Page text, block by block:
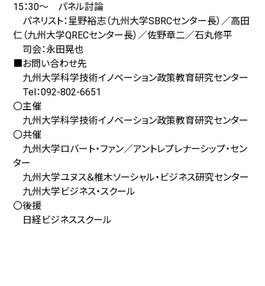
15：30～ パネル討論
パネリスト：星野裕志（九州大学SBRCセンター長）／高田
仁（九州大学QRECセンター長）／佐野章二／石丸修平
司会：永田晃也
■お問い合わせ先
九州大学科学技術イノベーション政策教育研究センター
Tel：092-802-6651
〇主催
九州大学科学技術イノベーション政策教育研究センター
〇共催
九州大学ロバート・ファン／アントレプレナーシップ・セン
ター
九州大学ユヌス＆椎木ソーシャル・ビジネス研究センター
九州大学ビジネス・スクール
〇後援
日経ビジネススクール